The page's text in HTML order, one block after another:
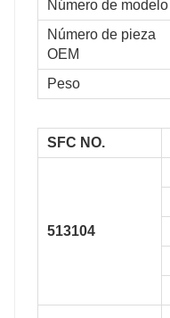
Número de modelo
Número de pieza
OEM
Peso
SFC NO.
513104